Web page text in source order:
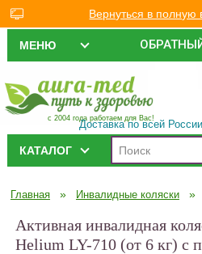
МЕНЮ
с 2004 года работаем для Вас!
Доставка по всей
КАТАЛОГ
Главная » Инвалидные коляски »
Активная инвалидная
Helium LY-710 (от 6 кг) с
Вернуться в полную